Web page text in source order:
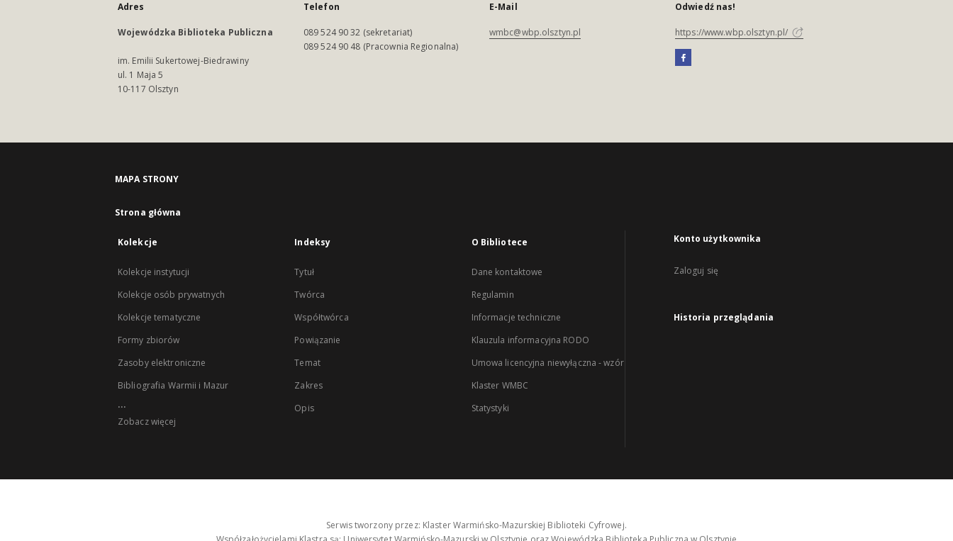
Adres
Wojewódzka Biblioteka Publiczna
im. Emilii Sukertowej-Biedrawiny
ul. 1 Maja 5
10-117 Olsztyn
Telefon
089 524 90 32 (sekretariat)
089 524 90 48 (Pracownia Regionalna)
E-Mail
wmbc@wbp.olsztyn.pl
Odwiedź nas!
https://www.wbp.olsztyn.pl/
MAPA STRONY
Strona główna
Kolekcje
Kolekcje instytucji
Kolekcje osób prywatnych
Kolekcje tematyczne
Formy zbiorów
Zasoby elektroniczne
Bibliografia Warmii i Mazur
...
Zobacz więcej
Indeksy
Tytuł
Twórca
Współtwórca
Powiązanie
Temat
Zakres
Opis
O Bibliotece
Dane kontaktowe
Regulamin
Informacje techniczne
Klauzula informacyjna RODO
Umowa licencyjna niewyłączna - wzór
Klaster WMBC
Statystyki
Konto użytkownika
Zaloguj się
Historia przeglądania
Serwis tworzony przez: Klaster Warmińsko-Mazurskiej Biblioteki Cyfrowej.